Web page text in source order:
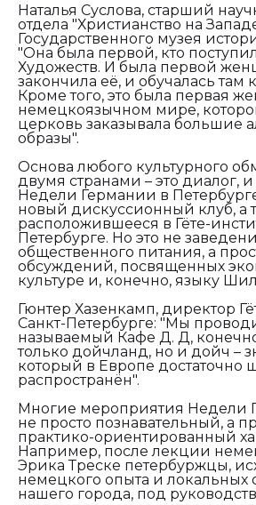
Наталья Суслова, старший
отдела "Христианство на
Государственного музея
"Она была первой, кто
Художеств. И была первой
закончила её, и обучалась там
Кроме того, это была первая
немецкоязычном мире,
церковь заказывала большие
образы".
Основа любого культурного
двумя странами – это диалог,
Недели Германии в
новый дискуссионный клуб, а
расположившееся в Гёте-
Петербурге. Но это не
общественного питания, а
обсуждений, посвященных
культуре и, конечно, языку
Гюнтер Хазенкамп, директор
Санкт-Петербурге: "Мы
называемый Кафе Д. Д,
только дойчланд, но и дойч –
который в Европе достаточно
распространён".
Многие мероприятия Недели
не просто познавательный, а
практико-ориентированный
Например, после лекции
Эрика Треске петербуржцы,
немецкого опыта и локальных
нашего города, под